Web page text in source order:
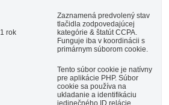
1 rok
Zaznamená predvolený stav
tlačidla zodpovedajúcej
kategórie & štatút CCPA.
Funguje iba v koordinácii s
primárnym súborom cookie.
Tento súbor cookie je natívny
pre aplikácie PHP. Súbor
cookie sa používa na
ukladanie a identifikáciu
jedinečného ID relácie